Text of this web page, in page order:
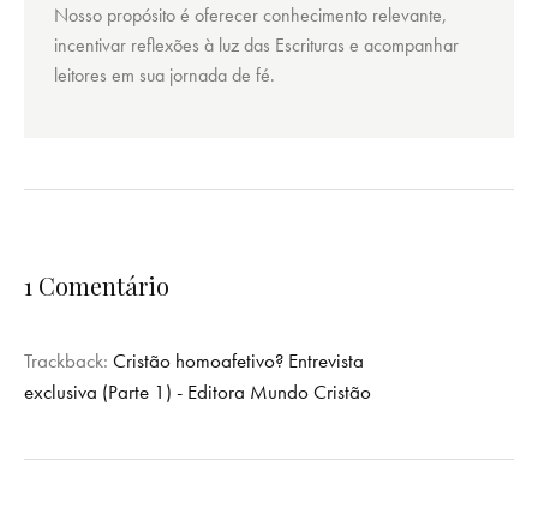
Nosso propósito é oferecer conhecimento relevante,
incentivar reflexões à luz das Escrituras e acompanhar
leitores em sua jornada de fé.
1 Comentário
Trackback: Cristão homoafetivo? Entrevista
exclusiva (Parte 1) - Editora Mundo Cristão